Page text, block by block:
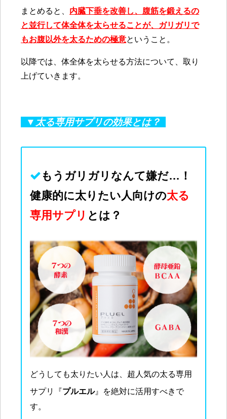
まとめると、 内臓下垂を改善し、腹筋を鍛えるの
と並行して体全体を太らせることが、ガリガリで
もお腹以外を太るための極意ということ。
以降では、体全体を太らせる方法について、取り
上げていきます。
▼太る専用サプリの効果とは？
もうガリガリなんて嫌だ…！
健康的に太りたい人向けの太る
専用サプリ とは？
どうしても太りたい人は、超人気の太る専用
サプリ『プルエル』を絶対に活用すべきで
す。